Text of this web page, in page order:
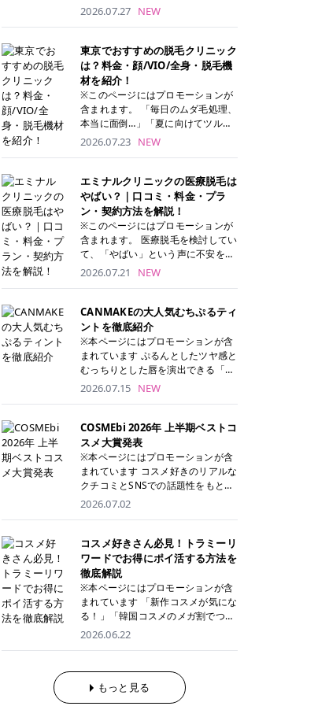
ナーパッド」は、化粧水や美容液を
トナーパッドは洗顔後に肌をやさし
く拭き取ることで、古い角質や余分
な皮脂汚れをオフしながら、うるお
いを与えられるのが特徴✨ さらに、
気になる部分には数分のせて部分用
パックとしても使用できるため、1
両方を叶えられます。 韓国コスメブ
ランドを中心に人気を集めていまし
たが、現在では日本でも定番のスキ
ンケアアイテムとして幅広い世代に
愛用されています。 トナーパッドの
特徴 トナーパッドと拭き取り化粧水
の違い 「トナーパッド」と「拭き取
り化粧水」はどちらも洗顔後に使用
するスキンケアアイテムですが、使
い方や特徴に違いがあります。 トナ
ーパッドは、化粧水があらかじめパ
ッドに含まれているため、コットン
を用意する手間がなく、忙しい朝で
もサッと使えるのが魅力です。 ま
た、保湿成分を豊富に配合した商品
が多く、拭き取り後にそのまま部分
用パックとして使えるトナーパッド
も増えています。 一方、拭き取り化
粧水は液体タイプのため、コットン
整しやすく、お気に入りの化粧水を
使いたい方やコストを抑えて続けた
い方にもおすすめです。 トナーパッ
ドのメリット トナーパッドは、角質
ケア・保湿ケア・部分用パックまで
1枚で行える便利なスキンケアアイ
テムです。 ここでは、トナーパッド
す。 古い角質や皮脂汚れをやさしく
オフ トナーパッドを使用すること
で、洗顔だけでは落としきれない古
い角質や余分な皮脂汚れをやさしく
拭き取り、なめらかな肌へ整えま
す。 保湿ケアまで1枚でできる 保湿
成分を配合したトナーパッドなら、
ケアにもぴったりです。 部分パック
としても使える 多くのトナーパッド
は、乾燥が気になる頬や額、小鼻な
2026.07.27 NEW
東京でおすすめの脱毛クリニック
は？料金・顔/VIO/全身・脱毛機
材を紹介！
※このページにはプロモーションが
含まれます。 「毎日のムダ毛処理、
本当に面倒…」「夏に向けてツルツ
ル肌になりたい！」 そう思って東京
べばいいの？と迷ってしまいますよ
ね。 この記事では、医療脱毛の基本
から、東京で特に通いやすいフレイ
アクリニック・レジーナクリニッ
ク・エミナルクリニック・リゼクリ
ニックの4院について、分かりやす
リニックを見つけて、面倒な自己処
理から卒業しちゃいましょう♪ クリ
ニック 全身＋VIO 全身＋VIO＋顔 特
徴 脱毛器 詳細 フレイアクリニック
52,800円(税込)/5回 94,600円(税
込)/5回 肌への負担に配慮しなが
ら、コストパフォーマンスも重視し
たい方に！ メディオスターモノリス
メディオスターNeXT PRO 公式サイ
ト> レジーナクリニック 52,800円
(税込)/5回 99,000円(税込)/5回 ジェ
ントルシリーズを選べるため、脱毛
機にこだわりたい方におすすめ！ ジ
ェントルマックスプロ ジェントルマ
ックスプロプラス ジェントルレーズ
プロ ソプラノチタニウム 公式サイ
ト> エミナルクリニック 49,500円
(税込)/6回 93,500円(税込)/6回 エミ
定！月々払いも安くて通いやすい ク
リスタルプロ 公式サイト> リゼクリ
ニック 109,800円(税込)/5回 144,80
0円(税込)/5回 毛質に合わせて脱毛
機を選択可能！有効期限も5年と長
くマイペースに通いやすい ラシャ
メディオスターNeXT PRO ジェント
ルYAGプロ 公式サイト> ｜そもそも
うの？ 脱毛を考えたときに、まず悩
むのが「医療脱毛とエステ脱毛、ど
2026.07.23 NEW
エミナルクリニックの医療脱毛は
やばい？｜口コミ・料金・プラ
ン・契約方法を解説！
※このページにはプロモーションが
含まれます。 医療脱毛を検討してい
て、「やばい」という声に不安を抱
える方も多いのではないでしょう
体系をはじめ、学生や友人同士でお
得になる割引キャンペーン、無料カ
ウンセリングから施術までの具体的
なステップを分かりやすく解説しま
す。 これから手軽に全身医療脱毛を
後までチェックして、ご自身にぴっ
ください！ クリニック 全身＋VIO
全身＋VIO＋顔 特徴 脱毛器 詳細 フ
レイアクリニック 52,800円(税込)/5
回 94,600円(税込)/5回 肌への負担
に配慮しながら、コストパフォーマ
ンスも重視したい方に！ メディオス
ターモノリス メディオスターNeXT
PRO 公式サイト> レジーナクリニッ
ク 52,800円(税込)/5回 99,000円(税
込)/5回 ジェントルシリーズを選べ
るため、脱毛機にこだわりたい方に
おすすめ！ ジェントルマックスプロ
ジェントルマックスプロプラス ジェ
ントルレーズプロ ソプラノチタニウ
ム 公式サイト> エミナルクリニック
49,500円(税込)/6回 93,500円(税
込)/6回 エミナルクリニックの始め
通いやすい クリスタルプロ 公式サ
イト> リゼクリニック 109,800円(税
2026.07.21 NEW
CANMAKEの大人気むちぷるティ
ントを徹底紹介
※本ページにはプロモーションが含
まれています ぷるんとしたツヤ感と
むっちりとした唇を演出できる「C
ANMAKE（キャンメイク）むちぷる
湿ケアも叶えられることから、SNS
でも話題の人気リップです。 「自分
にはどのカラーが似合う？」「イエ
ベ・ブルベ別のおすすめは？」と気
になっている方も多いのではないで
とともにご紹介！それぞれの色味や
なメイクに合うのかまで詳しく解説
します✨ ※メイクアップ効果による
CANMAKE むちぷるティントとは？
CANMAKE むちぷるティントは、テ
ィント・プランパー・保湿ケアを1
本で叶えるリップです。 するすると
塗れるなめらかなテクスチャーで、
縦ジワをカバーしながら、むっちり
としたツヤのある唇を演出します。
るため、乾燥しにくくデイリー使い
にもぴったり！ アイテム詳細を見る
2026.07.15 NEW
COSMEbi 2026年 上半期ベストコ
スメ大賞発表
※本ページにはプロモーションが含
まれています コスメ好きのリアルな
クチコミとSNSでの話題性をもとに
選出された、COSMEbi 2026年上半
た名品たちを、カテゴリ別にご紹介
します。 本記事では、2025年11月
～2026年4月までの半年間におい
て、COSMEbi内でのクチコミとSN
Sでの話題性を元に選出されたコス
メやスキンケアなどの化粧品を「総
国コスメ」に分けて1位～3位までを
ランキング形式で発表！ 2026年上
半期 総合大賞 AMUSE（アミュー
ズ）「 ジェルフィットグロス」 👑
「ジェルフィットグロス」の特徴 唇
2026.07.02
コスメ好きさん必見！トラミーリ
ワードでお得にポイ活する方法を
徹底解説
※本ページにはプロモーションが含
まれています 「新作コスメが気にな
る！」「韓国コスメのメガ割でつい
買いすぎてしまう……」 そんな美容
を少し工夫するだけでポイントを貯
められるため、コスメやスキンケア
にかかる費用を少しでも抑えたい方
2026.06.22
もっと見る